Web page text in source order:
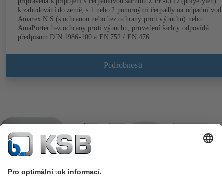
k zabudování do země, s 1 nebo 2 ponornými čerpadly na odpadní
Amarex N S (s ochranou nebo bez ochrany proti výbuchu) nebo
AmaPorter bez ochrany proti výbuchu, provedení šachty odpovídá
předpisům DIN 1986-100 a EN 752 / EN 476
Podrobnosti